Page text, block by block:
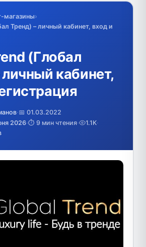
магазины›
Тренд) – личный кабинет, вход и
(Глобал
кабинет,
·📅 01.03.2022
2026·⏱️ 9 мин чтения· 1.1K·